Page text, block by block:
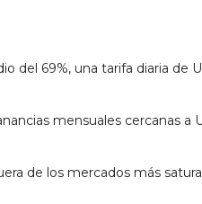
del 69%, una tarifa diaria de
mensuales cercanas a
de los mercados más